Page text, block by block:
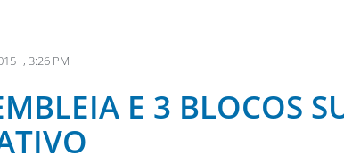
, 3:26 PM
E 3 BLOCOS